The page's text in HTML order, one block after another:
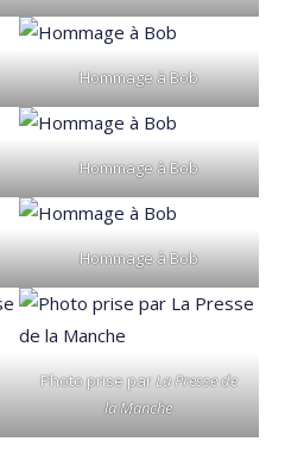
Hommage à Bob
Hommage à Bob
Hommage à Bob
Photo prise parLa Presse de
la Manche